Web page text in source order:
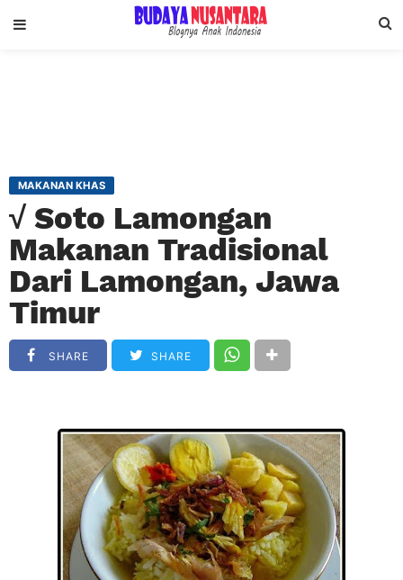
MAKANAN KHAS
√ Soto Lamongan
Makanan Tradisional
Dari Lamongan, Jawa
Timur
SHARE SHARE